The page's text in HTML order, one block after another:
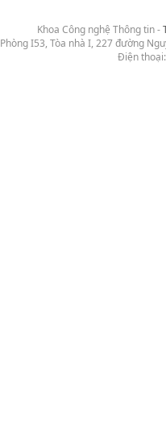
Khoa Công nghệ Thông tin -
Phòng I53, Tòa nhà I, 227 đường
Điện